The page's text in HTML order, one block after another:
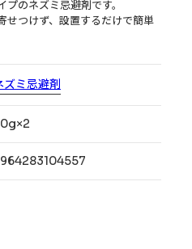
のネズミ忌避剤です。
せつけず、設置するだけで簡単
ズミ忌避剤